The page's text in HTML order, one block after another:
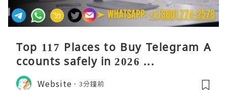
Top 117 Places to Buy Telegram A
ccounts safely in 2026 ...
Website 3分鐘前